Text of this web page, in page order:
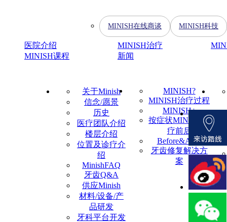
医院介绍 MINISH治疗
MINISH课程
新闻
MINISH在线商谈 MINISH科技
关于Minish
信念/愿景
历史
医疗团队介绍
楼层介绍
位置及诊疗介
绍
MinishFAQ
牙齿Q&A
供应Minish
材料/设备/产
品研发
牙科平台开发
MINISH?
MINISH治疗过程
MINISH+
按症状MINISH治
疗前后
Before&After
牙齿修复解决方
案